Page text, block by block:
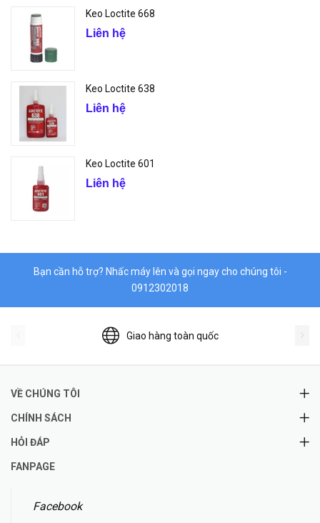
Keo Loctite 668
Liên hệ
Keo Loctite 638
Liên hệ
Keo Loctite 601
Liên hệ
Bạn cần hỗ trợ? Nhấc máy lên và gọi ngay cho chúng tôi -
0912302018
Giao hàng toàn quốc
VỀ CHÚNG TÔI
CHÍNH SÁCH
HỎI ĐÁP
FANPAGE
Facebook